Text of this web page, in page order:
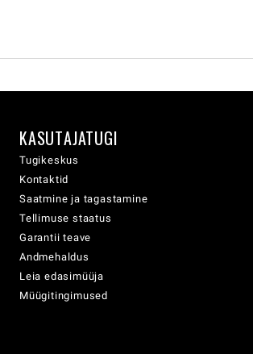
KASUTAJATUGI
Tugikeskus
Kontaktid
Saatmine ja tagastamine
Tellimuse staatus
Garantii teave
Andmehaldus
Leia edasimüüja
Müügitingimused